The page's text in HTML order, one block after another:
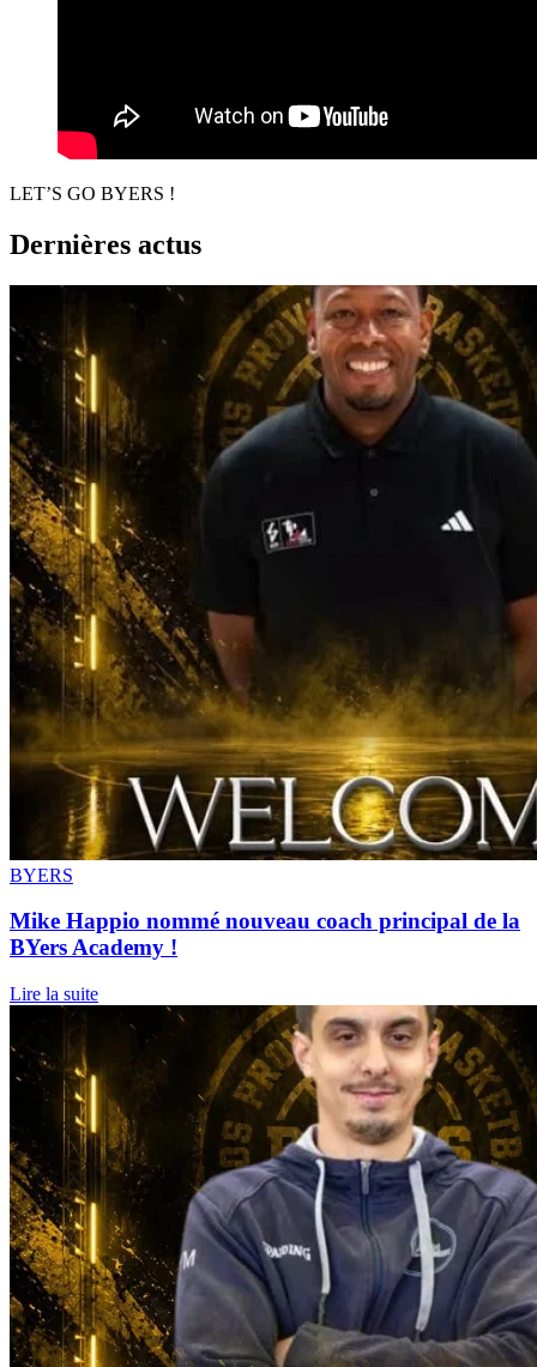
LET’S GO BYERS !
Dernières actus
BYERS
Mike Happio nommé nouveau coach principal de la
BYers Academy !
Lire la suite